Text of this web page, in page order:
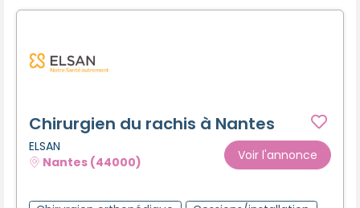
Connexion
Se connecter avec LinkedIn
Inscrivez-vous en un clic !
Chirurgien du rachis à Nantes
ELSAN
Nantes (44000)
Voir l'annonce